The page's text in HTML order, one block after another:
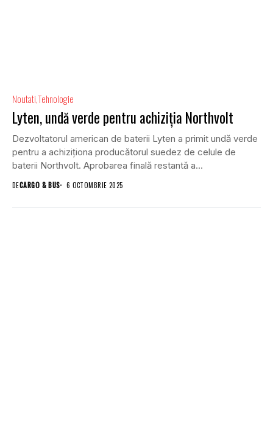
NoutatiTehnologie
Lyten, undă verde pentru achiziția Northvolt
Dezvoltatorul american de baterii Lyten a primit undă verde
pentru a achiziționa producătorul suedez de celule de
baterii Northvolt. Aprobarea finală restantă a...
DECARGO & BUS 6 OCTOMBRIE 2025